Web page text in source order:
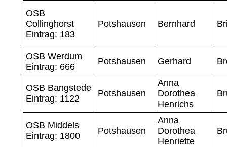
OSB
Collinghorst
Eintrag: 183
Potshausen Bernhard
OSB Werdum
Eintrag: 666
Potshausen Gerhard
OSB Bangstede
Eintrag: 1122
Potshausen
Anna
Dorothea
Henrichs
OSB Middels
Eintrag: 1800
Potshausen
Anna
Dorothea
Henriette